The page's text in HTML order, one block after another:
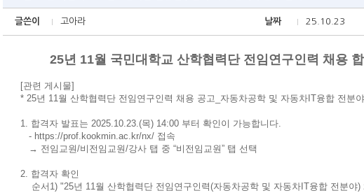
글쓴이 고아라 날짜 25.10.23
25년 11월 국민대학교 산학협력단 전임연구인력 채용
[관련 게시물]
* 25년 11월 산학협력단 전임연구인력 채용 공고_자동차공학 및 자동차IT융합 전분야
1. 합격자 발표는 2025.10.23.(목) 14:00 부터 확인이 가능합니다.
- https://prof.kookmin.ac.kr/nx/ 접속
→ 전임교원/비전임교원/강사 탭 중 “비전임교원” 탭 선택
2. 합격자 확인
순서1) "25년 11월 산학협력단 전임연구인력(자동차공학 및 자동차IT융합 전분야)